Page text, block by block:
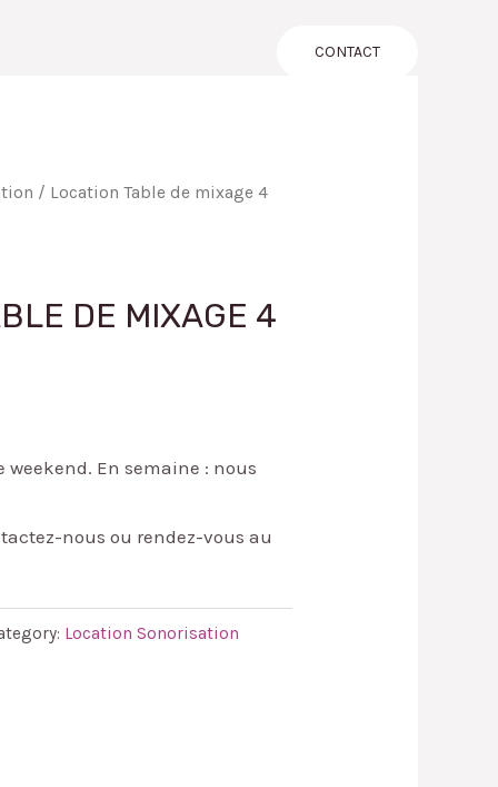
CONTACT
/ Location Table de mixage 4
DE MIXAGE 4
En semaine : nous
nous ou rendez-vous au
Location Sonorisation